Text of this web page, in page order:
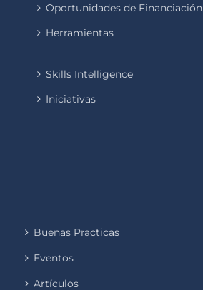
Oportunidades de Financiación
Herramientas
Skills Intelligence
Iniciativas
Buenas Practicas
Eventos
Artículos